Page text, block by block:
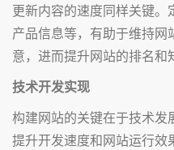
更新内容的速度同样关键。
产品信息等，有助于维持
意，进而提升网站的排名和
技术开发实现
构建网站的关键在于技术
提升开发速度和网站运行效